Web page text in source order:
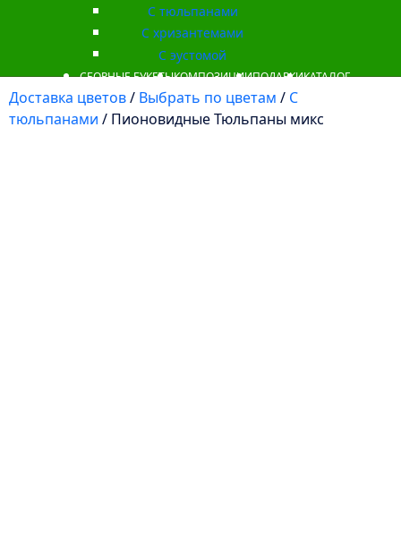
С тюльпанами
С хризантемами
С эустомой
СБОРНЫЕ БУКЕТЫКОМПОЗИЦИИПОДАРКИКАТАЛОГ
Доставка цветов/ Выбрать по цветам / С
тюльпанами / Пионовидные Тюльпаны микс